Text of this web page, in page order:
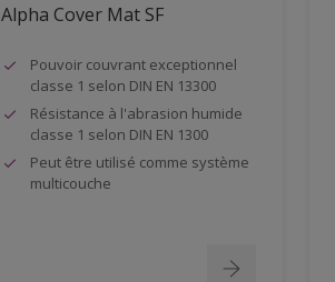
Alpha Cover Mat SF
Pouvoir couvrant exceptionnel
classe 1 selon DIN EN 13300
Résistance à l'abrasion humide
classe 1 selon DIN EN 1300
Peut être utilisé comme système
multicouche